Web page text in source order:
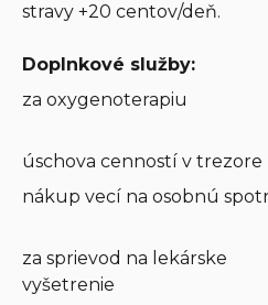
stravy +20 centov/deň.
Doplnkové služby:
za oxygenoterapiu
úschova cenností v trezore
nákup vecí na osobnú
za sprievod na lekárske
vyšetrenie